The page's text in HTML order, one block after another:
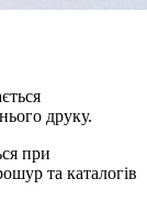
друку.
при
та каталогів